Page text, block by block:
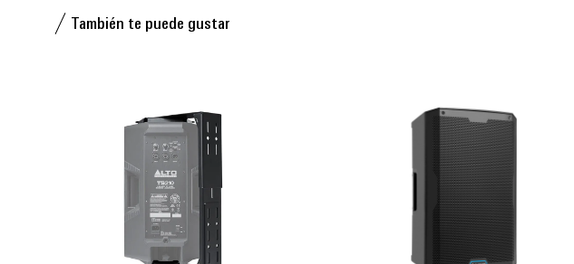
También te puede gustar